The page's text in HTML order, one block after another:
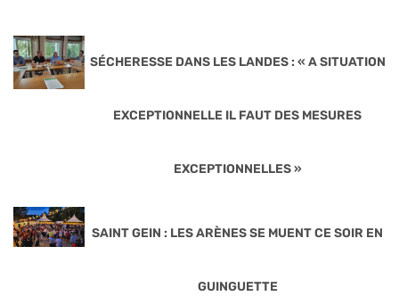
SÉCHERESSE DANS LES LANDES : « A SITUATION
EXCEPTIONNELLE IL FAUT DES MESURES
EXCEPTIONNELLES »
SAINT GEIN : LES ARÈNES SE MUENT CE SOIR EN
GUINGUETTE